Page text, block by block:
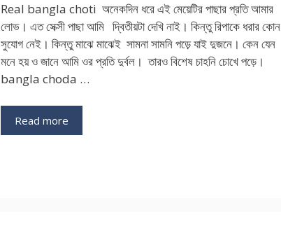
Real bangla choti অনেকদিন ধরে এই মেয়েটির পাছার প্রতি আমার
লোভ। এত সেক্সী পাছা আমি দ্বিতীয়টা দেখি নাই। কিন্তু রিপাকে ধরার কোন
সুযোগ নেই। কিন্তু মাঝে মাঝেই সামনা সামনি পড়ে যাই দুজনে। কেন যেন
মনে হয় ও জানে আমি ওর প্রতি দুর্বল। তারও বিশেষ চাহনি চোখে পড়ে।
bangla choda …
Read more